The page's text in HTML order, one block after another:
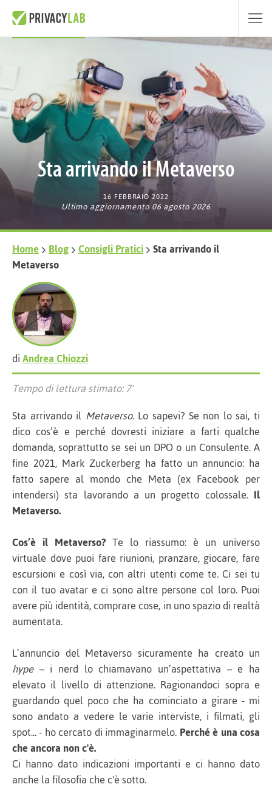
Sta arrivando il Metaverso
16 FEBBRAIO 2022
Ultimo aggiornamento 06 agosto 2026
Home Blog Consigli Pratici Sta arrivando il
Metaverso
diAndrea Chiozzi
Tempo di lettura stimato: 7'
Sta arrivando il Metaverso. Lo sapevi? Se non lo sai, ti
dico cos’è e perché dovresti iniziare a farti qualche
domanda, soprattutto se sei un DPO o un Consulente. A
fine 2021, Mark Zuckerberg ha fatto un annuncio: ha
fatto sapere al mondo che Meta (ex Facebook per
intendersi) sta lavorando a un progetto colossale. Il
Metaverso.
Cos’è il Metaverso?Te lo riassumo: è un universo
virtuale dove puoi fare riunioni, pranzare, giocare, fare
escursioni e così via, con altri utenti come te. Ci sei tu
con il tuo avatar e ci sono altre persone col loro. Puoi
avere più identità, comprare cose, in uno spazio di realtà
aumentata.
L’annuncio del Metaverso sicuramente ha creato un
hype– i nerd lo chiamavano un’aspettativa – e ha
elevato il livello di attenzione. Ragionandoci sopra e
guardando quel poco che ha cominciato a girare - mi
sono andato a vedere le varie interviste, i filmati, gli
spot... - ho cercato di immaginarmelo.Perché è una cosa
che ancora non c'è.
Ci hanno dato indicazioni importanti e ci hanno dato
anche la filosofia che c'è sotto.